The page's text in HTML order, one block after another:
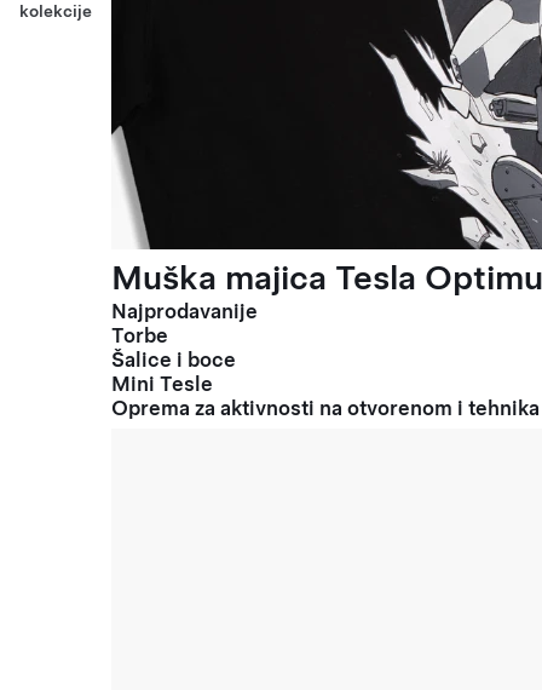
kolekcije
Muška majica Tesla
Najprodavanije
Torbe
Šalice i boce
Mini Tesle
Oprema za aktivnosti na otvorenom i tehnika